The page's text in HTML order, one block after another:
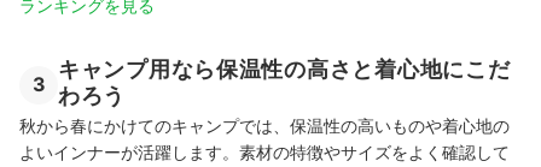
ランキングを見る
3
キャンプ用なら保温性の高さと着心地にこだ
わろう
秋から春にかけてのキャンプでは、保温性の高いものや着心地の
よいインナーが活躍します。素材の特徴やサイズをよく確認して